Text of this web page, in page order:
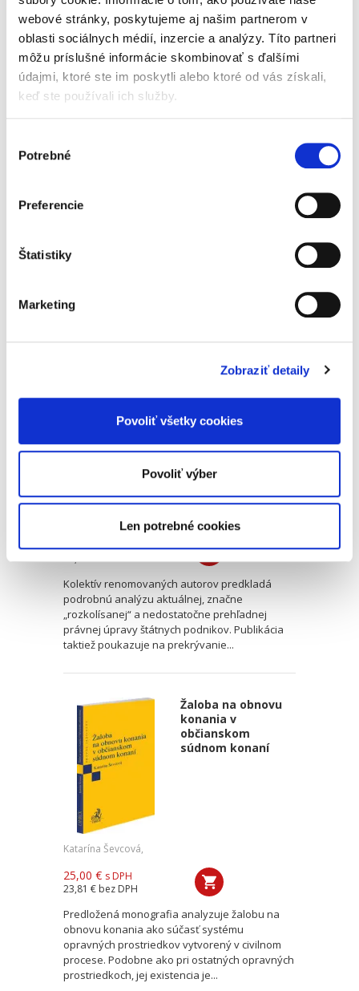
webové stránky, poskytujeme aj našim partnerom v
oblasti sociálnych médií, inzercie a analýzy. Títo partneri
môžu príslušné informácie skombinovať s ďalšími
údajmi, ktoré ste im poskytli alebo ktoré od vás získali,
keď ste používali ich služby.
súhlasu
Potrebné
Preferencie
Štatistiky
Marketing
Zobraziť detaily
Povoliť všetky cookies
Povoliť výber
Len potrebné cookies
Zákaz zneužitia
práva v súkromnom
práve a v práve
19,00 €
„...Z hľadiska systematického je práca dobre
koherentnosti spracúvanej témy bolo skutočne
podstatné preskúmanie...
Postavenie a
štátnych podnikov
Mojmír Mamojka Soňa Kubincová , Mojmír Mamojka ml.
55,00 € s DPH
52,38 €bez DPH
Kolektív renomovaných autorov predkladá
podrobnú analýzu aktuálnej, značne
„rozkolísanej“ a nedostatočne prehľadnej
právnej úpravy štátnych podnikov. Publikácia
taktiež poukazuje na prekrývanie...
Žaloba na obnovu
konania v
občianskom
súdnom konaní
Katarína Ševcová,
25,00 € s DPH
23,81 € bez DPH
Predložená monografia analyzuje žalobu na
obnovu konania ako súčasť systému
opravných prostriedkov vytvorený v civilnom
procese. Podobne ako pri ostatných opravných
prostriedkoch, jej existencia je...